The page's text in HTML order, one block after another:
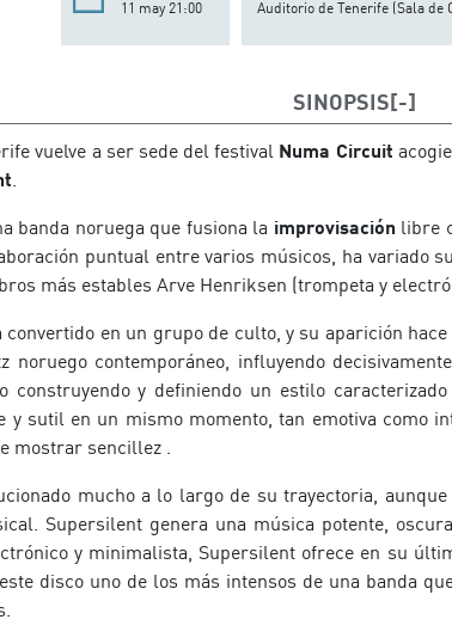
11 may 21:00
Auditorio de Tenerife (Sala de
SINOPSIS
vuelve a ser sede del festival Numa Circuit
.
banda noruega que fusiona la improvisación libre
puntual entre varios músicos, ha variado
más estables Arve Henriksen (trompeta y
convertido en un grupo de culto, y su aparición
noruego contemporáneo, influyendo
construyendo y definiendo un estilo
y sutil en un mismo momento, tan emotiva como
mostrar sencillez .
mucho a lo largo de su trayectoria,
Supersilent genera una música potente,
y minimalista, Supersilent ofrece en su
disco uno de los más intensos de una banda